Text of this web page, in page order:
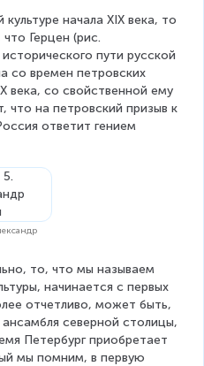
начала XIX века, то
Герцен (рис.
пути русской
со времен петровских
века, со свойственной ему
что на петровский призыв к
ответит гением
то, что мы называем
начинается с первых
отчетливо, может быть,
северной столицы,
Петербург приобретает
мы помним, в первую